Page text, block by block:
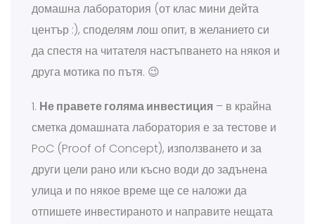
домашна лаборатория (от клас мини дейта
център :), споделям лош опит, в желанието си
да спестя на читателя настъпването на някоя и
друга мотика по пътя. 😉
1. Не правете голяма инвестиция – в крайна
сметка домашната лаборатория е за тестове и
PoC (Proof of Concept), използването и за
други цели рано или късно води до задънена
улица и по някое време ще се наложи да
отпишете инвестираното и направите нещата